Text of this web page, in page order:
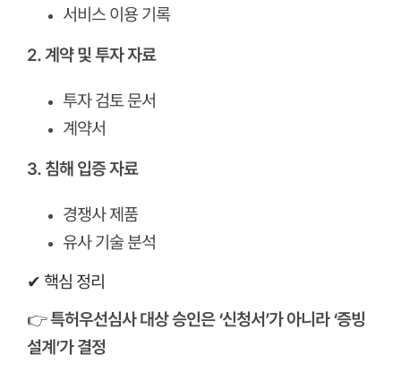
서비스 이용 기록
2. 계약 및 투자 자료
투자 검토 문서
계약서
3. 침해 입증 자료
경쟁사 제품
유사 기술 분석
✔ 핵심 정리
👉특허우선심사 대상 승인은 ‘신청서’가 아니라 ‘증빙
설계’가 결정